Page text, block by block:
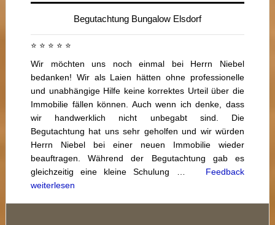
Begutachtung Bungalow Elsdorf
⭐ ⭐ ⭐ ⭐ ⭐
Wir möchten uns noch einmal bei Herrn Niebel
bedanken! Wir als Laien hätten ohne professionelle
und unabhängige Hilfe keine korrektes Urteil über die
Immobilie fällen können. Auch wenn ich denke, dass
wir handwerklich nicht unbegabt sind. Die
Begutachtung hat uns sehr geholfen und wir würden
Herrn Niebel bei einer neuen Immobilie wieder
beauftragen. Während der Begutachtung gab es
gleichzeitig eine kleine Schulung … Feedback
weiterlesen